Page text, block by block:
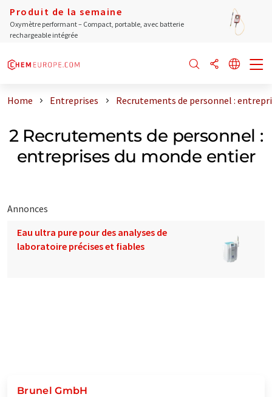
Produit de la semaine
Oxymètre performant – Compact, portable, avec batterie
rechargeable intégrée
Home Entreprises Recrutements de personnel :
2 Recrutements de personnel :
entreprises du monde entier
Annonces
Eau ultra pure pour des analyses de
laboratoire précises et fiables
Brunel GmbH